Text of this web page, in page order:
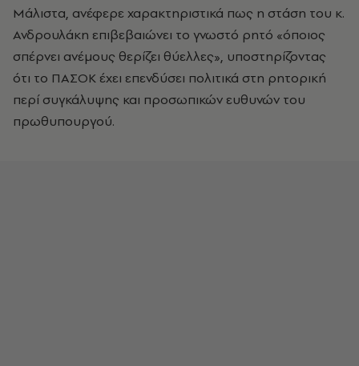
Μάλιστα, ανέφερε χαρακτηριστικά πως η στάση του κ.
Ανδρουλάκη επιβεβαιώνει το γνωστό ρητό «όποιος
σπέρνει ανέμους θερίζει θύελλες», υποστηρίζοντας
ότι το ΠΑΣΟΚ έχει επενδύσει πολιτικά στη ρητορική
περί συγκάλυψης και προσωπικών ευθυνών του
πρωθυπουργού.